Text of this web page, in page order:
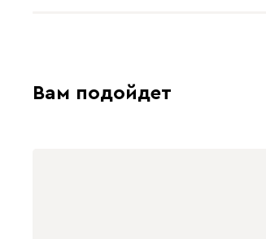
Вам подойдет